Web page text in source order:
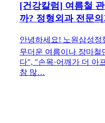
[건강칼럼] 여름철
까? 정형외과 전문
안녕하세요! 노원삼성정
무더운 여름이나 장마철
다", "손목·어깨가 더 아
참 많…